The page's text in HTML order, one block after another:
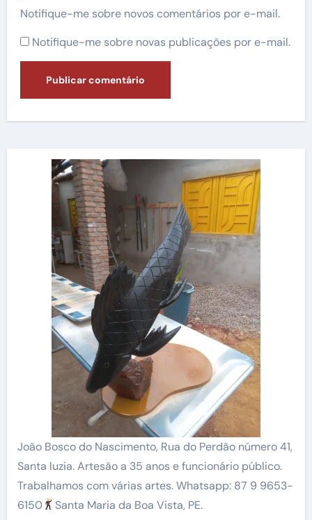
Notifique-me sobre novos comentários por e-mail.
Notifique-me sobre novas publicações por e-mail.
João Bosco do Nascimento, Rua do Perdão número 41,
Santa luzia. Artesão a 35 anos e funcionário público.
Trabalhamos com várias artes. Whatsapp: 87 9 9653-
6150
Santa Maria da Boa Vista, PE.